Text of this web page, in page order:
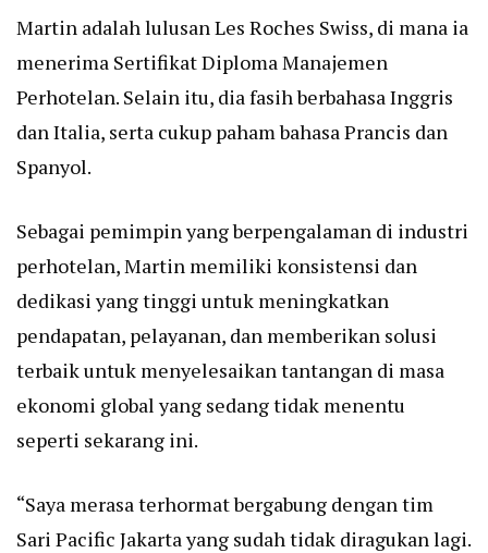
Martin adalah lulusan Les Roches Swiss, di mana ia
menerima Sertifikat Diploma Manajemen
Perhotelan. Selain itu, dia fasih berbahasa Inggris
dan Italia, serta cukup paham bahasa Prancis dan
Spanyol.
Sebagai pemimpin yang berpengalaman di industri
perhotelan, Martin memiliki konsistensi dan
dedikasi yang tinggi untuk meningkatkan
pendapatan, pelayanan, dan memberikan solusi
terbaik untuk menyelesaikan tantangan di masa
ekonomi global yang sedang tidak menentu
seperti sekarang ini.
“Saya merasa terhormat bergabung dengan tim
Sari Pacific Jakarta yang sudah tidak diragukan lagi.